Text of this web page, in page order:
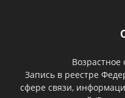
Возрастное
Запись в реестре
сфере связи,